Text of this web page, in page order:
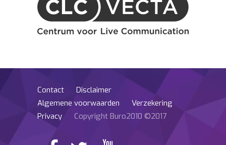
Contact
Disclaimer
Algemene voorwaarden
Verzekering
Privacy
Copyright Buro2010 ©2017